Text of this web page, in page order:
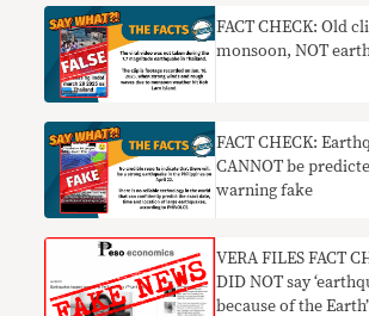
FACT CHECK: Old
monsoon, NOT
FACT CHECK:
CANNOT be
warning fake
​VERA FILES FACT
DID NOT say
because of the Earth’